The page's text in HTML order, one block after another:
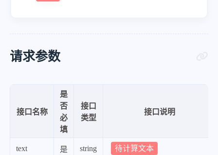
请求参数
接口名称
是
否
必
填
接口
类型
接口说明
text 是 string 待计算文本